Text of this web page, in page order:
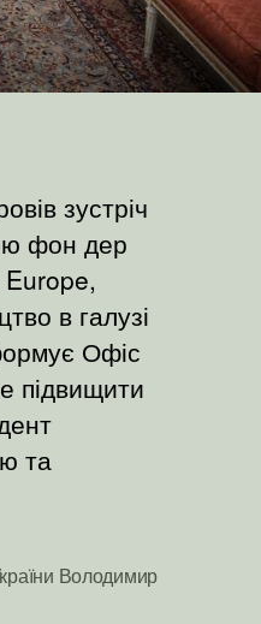
зустріч
фон дер
в галузі
Офіс
підвищити
та
Володимир